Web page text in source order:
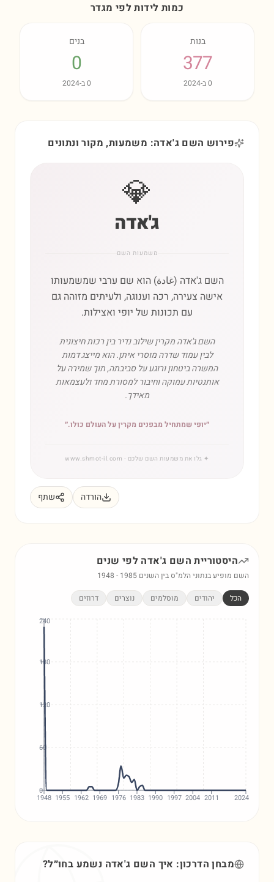
כמות לידות לפי מגדר
בנות
377
0ב-2024
בנים
0
0ב-2024
פירוש השם ג'אדה: משמעות, מקור ונתונים
💎
ג'אדה
משמעות השם
השם ג'אדה (غادة) הוא שם ערבי שמשמעותו
אישה צעירה, רכה וענוגה, ולעיתים מזוהה גם
עם תכונות של יופי ואצילות.
השם ג'אדה מקרין שילוב נדיר בין רכות חיצונית
לבין עמוד שדרה מוסרי איתן. הוא מייצג דמות
המשרה ביטחון ורוגע על סביבתה, תוך שמירה על
אותנטיות עמוקה וחיבור למסורת מחד ולעצמאות
מאידך.
״יופי שמתחיל מבפנים מקרין על העולם כולו.״
✦ גלו את משמעות השם שלכם · www.shmot-il.com
הורדה שתף
היסטוריית השם ג'אדה לפי שנים
השם מופיע בנתוני הלמ"ס בין השנים 1948 - 1985
הכל יהודים מוסלמים נוצרים דרוזים
1948 1955 1962 1969 1976 1983 1990 1997 2004 2011 2024
0
60
120
180
240
מבחן הדרכון: איך השם ג'אדה נשמע בחו״ל?